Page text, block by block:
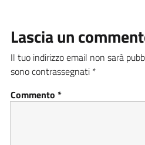
Lascia un
Il tuo indirizzo email non sarà
sono contrassegnati *
Commento *